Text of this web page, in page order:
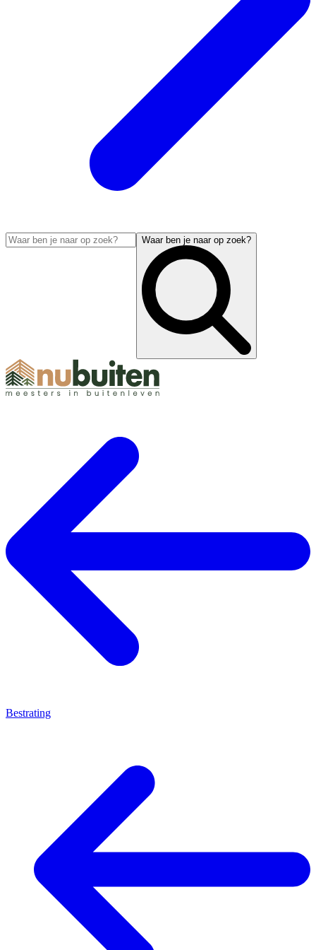
Waar ben je naar op zoek?
Bestrating